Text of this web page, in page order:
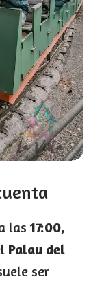
las17:00,
Palau del
ser